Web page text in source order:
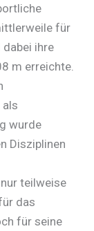
für
dabei ihre
m erreichte.
als
wurde
Disziplinen
teilweise
das
für seine